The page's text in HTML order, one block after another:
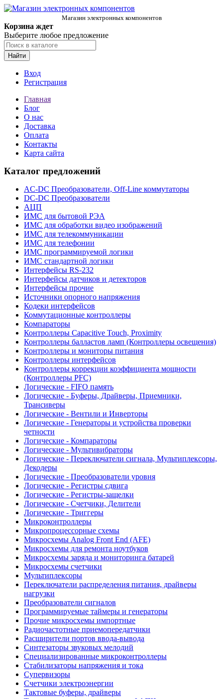
Магазин электронных компонентов
Корзина ждет
Выберите любое предложение
Найти
Вход
Регистрация
Главная
Блог
О нас
Доставка
Оплата
Контакты
Карта сайта
Каталог предложений
AC-DC Преобразователи, Off-Line коммутаторы
DC-DC Преобразователи
АЦП
ИМС для бытовой РЭА
ИМС для обработки видео изображений
ИМС для телекоммуникации
ИМС для телефонии
ИМС программируемой логики
ИМС стандартной логики
Интерфейсы RS-232
Интерфейсы датчиков и детекторов
Интерфейсы прочие
Источники опорного напряжения
Кодеки интерфейсов
Коммутационные контроллеры
Компараторы
Контроллеры Capacitive Touch, Proximity
Контроллеры балластов ламп (Контроллеры освещения)
Контроллеры и мониторы питания
Контроллеры интерфейсов
Контроллеры коррекции коэффициента мощности
(Контроллеры PFC)
Логические - FIFO память
Логические - Буферы, Драйверы, Приемники,
Трансиверы
Логические - Вентили и Инверторы
Логические - Генераторы и устройства проверки
четности
Логические - Компараторы
Логические - Мультивибраторы
Логические - Переключатели сигнала, Мультиплексоры,
Декодеры
Логические - Преобразователи уровня
Логические - Регистры сдвига
Логические - Регистры-защелки
Логические - Счетчики, Делители
Логические - Триггеры
Микроконтроллеры
Микропроцессорные схемы
Микросхемы Analog Front End (AFE)
Микросхемы для ремонта ноутбуков
Микросхемы заряда и мониторинга батарей
Микросхемы счетчики
Мультиплексоры
Переключатели распределения питания, драйверы
нагрузки
Преобразователи сигналов
Программируемые таймеры и генераторы
Прочие микросхемы импортные
Радиочастотные приемопередатчики
Расширители портов ввода-вывода
Синтезаторы звуковых мелодий
Специализированные микроконтроллеры
Стабилизаторы напряжения и тока
Супервизоры
Счетчики электроэнергии
Тактовые буферы, драйверы